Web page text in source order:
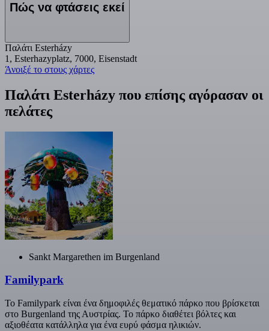
Πώς να φτάσεις εκεί
Παλάτι Esterházy
1, Esterhazyplatz, 7000, Eisenstadt
Άνοιξέ το στους χάρτες
Παλάτι Esterházy που επίσης αγόρασαν οι
πελάτες
Sankt Margarethen im Burgenland
Familypark
Το Familypark είναι ένα δημοφιλές θεματικό πάρκο που βρίσκεται
στο Burgenland της Αυστρίας. Το πάρκο διαθέτει βόλτες και
αξιοθέατα κατάλληλα για ένα ευρύ φάσμα ηλικιών.